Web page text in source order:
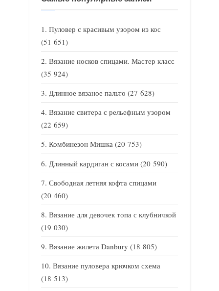
Пуловер с красивым узором из кос
(51 651)
Вязание носков спицами. Мастер класс
(35 924)
Длинное вязаное пальто (27 628)
Вязание свитера с рельефным узором
(22 659)
Комбинезон Мишка (20 753)
Длинный кардиган с косами (20 590)
Свободная летняя кофта спицами
(20 460)
Вязание для девочек топа с клубничкой
(19 030)
Вязание жилета Danbury (18 805)
Вязание пуловера крючком схема
(18 513)